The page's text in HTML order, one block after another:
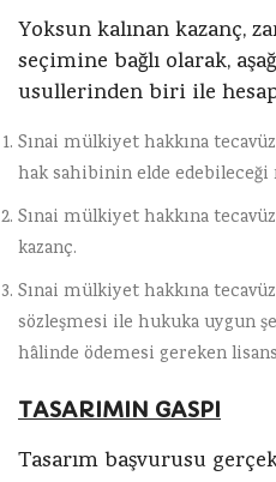
Yoksun kalınan kazanç,
seçimine bağlı olarak,
usullerinden biri ile
Sınai mülkiyet hakkına
hak sahibinin elde
Sınai mülkiyet hakkına
kazanç.
Sınai mülkiyet hakkına
sözleşmesi ile hukuka uygun
hâlinde ödemesi gereken
TASARIMIN GASPI
Tasarım başvurusu